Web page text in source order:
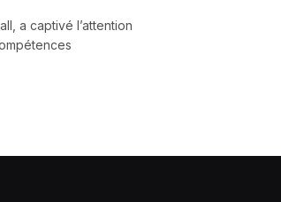
a captivé l’attention